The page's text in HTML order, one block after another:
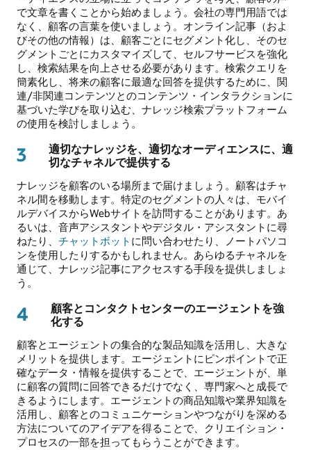
で文章を書くことから始めましょう。会社の専門用語では
なく、顧客の言葉を使いましょう。オンライン記事（およ
びその他の情報）は、顧客ごとにセグメント化し、そのセ
グメントごとにカスタマイズして、セルフサービスを強化
し、検索結果を向上させる必要があります。検索クエリを
簡素化し、将来の顧客に最適な回答を提供するために、関
連/非関連コンテンツとのコンテンツ・インタラクションに
基づいた学びを取り込む、ナレッジ検索プラットフォーム
の使用を検討しましょう。
3
適切なナレッジを、適切なオーディエンスに、適
切なチャネルで提供する
ナレッジを顧客のいる場所まで届けましょう。顧客はチャ
ネル間を移動します。特定のセグメントの人々は、モバイ
ルデバイスからWebサイトを訪問することがあります。あ
るいは、音声アシスタントやデジタル・アシスタントに尋
ねたり、 チャットボット に問い合わせたり、ノートパソコ
ンを使用したりするかもしれません。あらゆるチャネルを
通じて、ナレッジ記事にアクセスする手段を提供しましょ
う。
4
顧客とコンタクトセンターのエージェントを強
化する
顧客とエージェントの集合的な製品知識を活用し、大きな
メリットを提供します。エージェントにピンポイントで正
確なデータ・情報を提供することで、エージェントが、単
に顧客の質問に回答できるだけでなく、専門家へと成長で
きるようにします。エージェントの商品知識や業界知識を
活用し、顧客とのコミュニケーションやつながりを深める
方法についてのアイデアを得ることで、クリエイション・
プロセスの一部を担ってもらうことができます。